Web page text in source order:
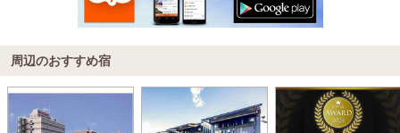
周辺のおすすめ宿